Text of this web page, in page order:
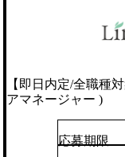
【即日内定/全職種
アマネージャー )
応募期限